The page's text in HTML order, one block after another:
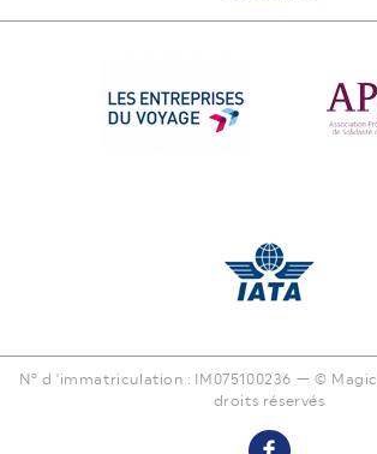
N° d 'immatriculation : IM075100236 — ©
droits réservés